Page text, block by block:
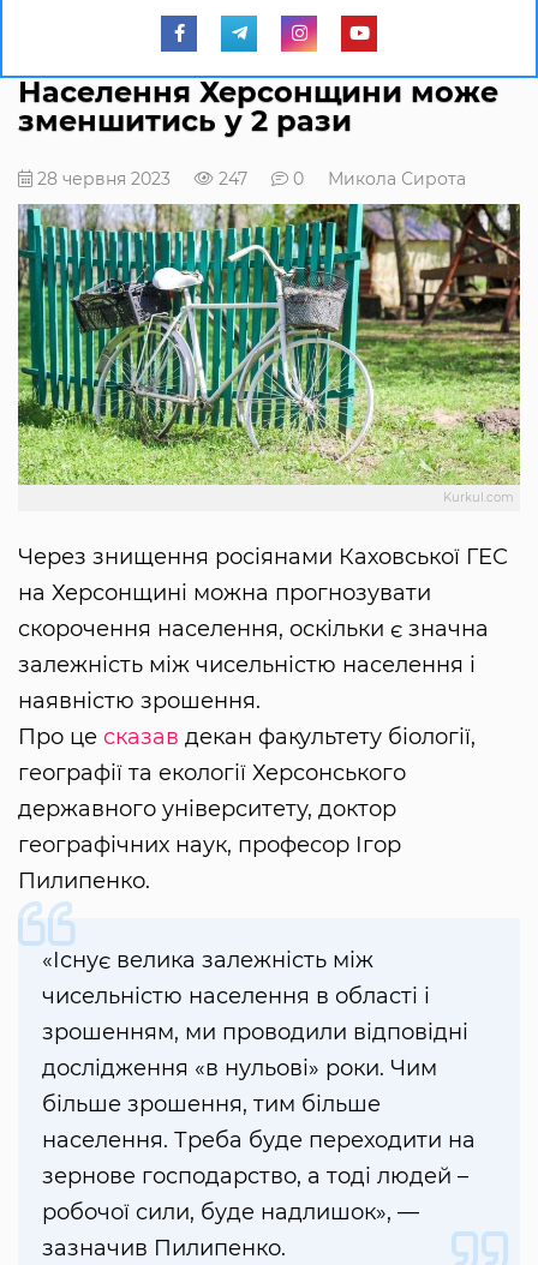
Населення Херсонщини може
зменшитись у 2 рази
28 червня 2023 247 0 Микола Сирота
Kurkul.com
Через знищення росіянами Каховської ГЕС
на Херсонщині можна прогнозувати
скорочення населення, оскільки є значна
залежність між чисельністю населення і
наявністю зрошення.
Про це сказав декан факультету біології,
географії та екології Херсонського
державного університету, доктор
географічних наук, професор Ігор
Пилипенко.
«Існує велика залежність між
чисельністю населення в області і
зрошенням, ми проводили відповідні
дослідження «в нульові» роки. Чим
більше зрошення, тим більше
населення. Треба буде переходити на
зернове господарство, а тоді людей –
робочої сили, буде надлишок», —
зазначив Пилипенко.